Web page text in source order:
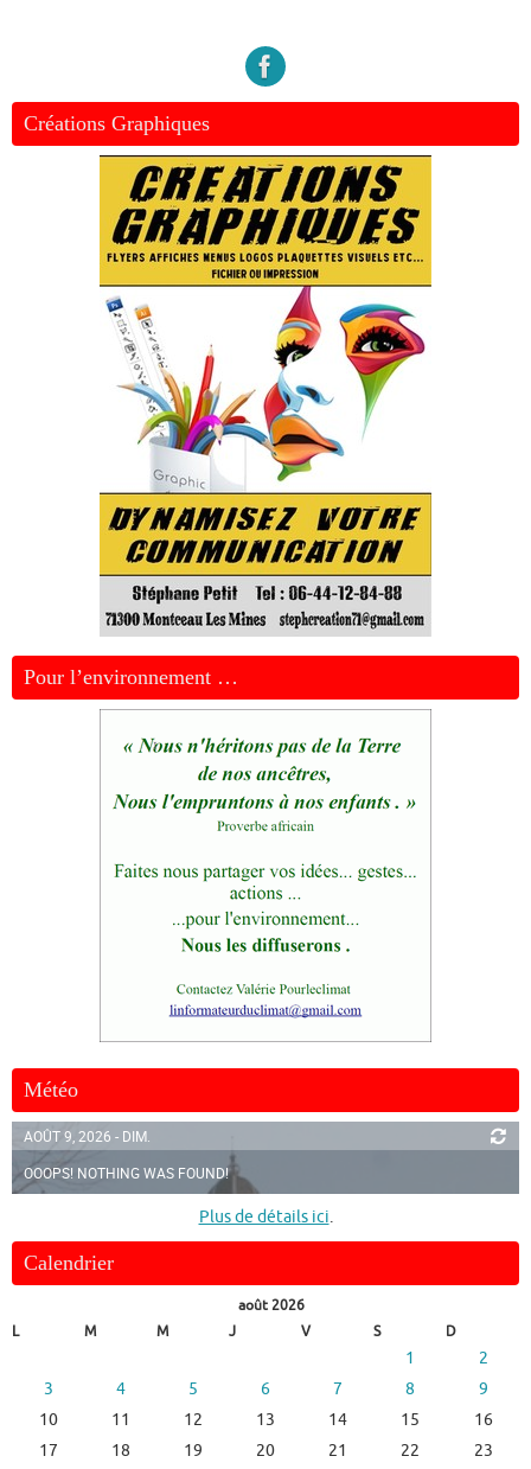
Créations Graphiques
Pour l’environnement …
Météo
AOÛT 9, 2026 - DIM.
OOOPS! NOTHING WAS FOUND!
Plus de détails ici.
Calendrier
août 2026
L
M M J V S D
1
2
3
4 5 6 7 8
9
10
11 12 13 14 15
16
17
18 19 20 21 22
23